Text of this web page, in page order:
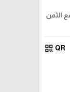
الثمن
QR
qr_code